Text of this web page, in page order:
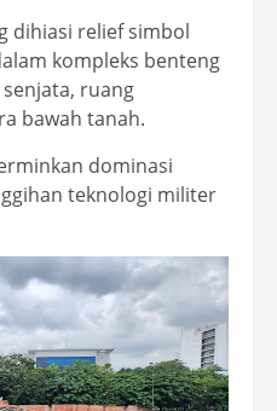
dihiasi relief simbol
kompleks benteng
ruang
bawah tanah.
dominasi
teknologi militer